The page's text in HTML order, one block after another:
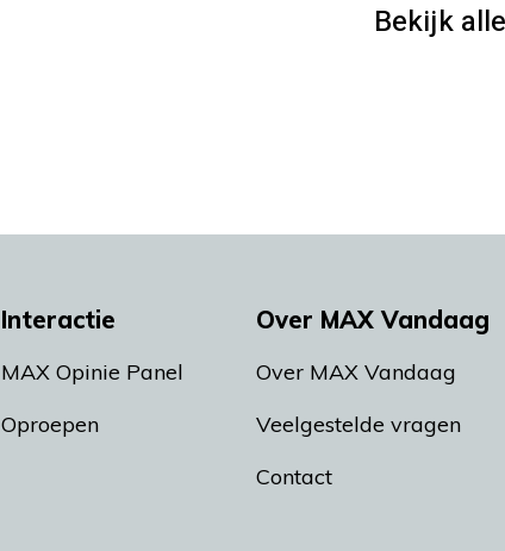
Bekijk
Interactie
MAX Opinie Panel
Oproepen
Over MAX Vandaag
Over MAX Vandaag
Veelgestelde vragen
Contact